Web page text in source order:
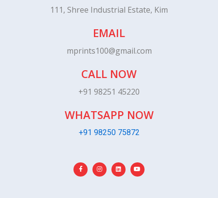
111, Shree Industrial Estate, Kim
EMAIL
mprints100@gmail.com
CALL NOW
+91 98251 45220
WHATSAPP NOW
+91 98250 75872
F
a
c
I
n
s
L
i
n
Y
o
u